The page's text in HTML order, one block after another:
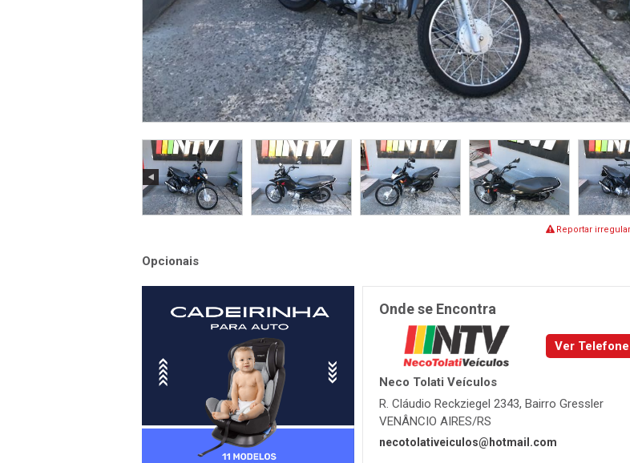
Reportar
Opcionais
Onde se Encontra
Ver Telefone
Neco Tolati Veículos
R. Cláudio Reckziegel 2343, Bairro Gressler
VENÂNCIO AIRES/RS
necotolativeiculos@hotmail.com